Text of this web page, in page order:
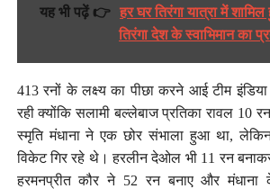
यह भी पढ़ें 👉 हर घर तिरंगा यात्रा में
तिरंगा देश के स्वाभिमान का
413 रनों के लक्ष्य का पीछा करने आई टीम
रही क्योंकि सलामी बल्लेबाज प्रतिका रावल 10
स्मृति मंधाना ने एक छोर संभाला हुआ था,
विकेट गिर रहे थे। हरलीन देओल भी 11 रन
हरमनप्रीत कौर ने 52 रन बनाए और